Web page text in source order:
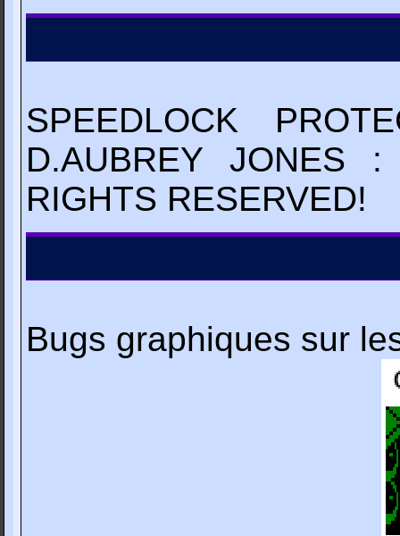
SPEEDLOCK
D.AUBREY JONES
RIGHTS RESERVED!
Bugs graphiques sur